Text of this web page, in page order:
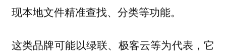
现本地文件精准查找、分类等功能。
这类品牌可能以绿联、极客云等为代表，它